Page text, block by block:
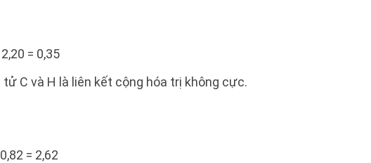
= 0,35
C và H là liên kết cộng hóa trị không cực.
= 2,62